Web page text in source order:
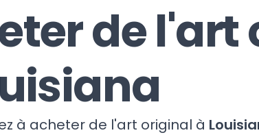
de l'art
à acheter de l'art original à